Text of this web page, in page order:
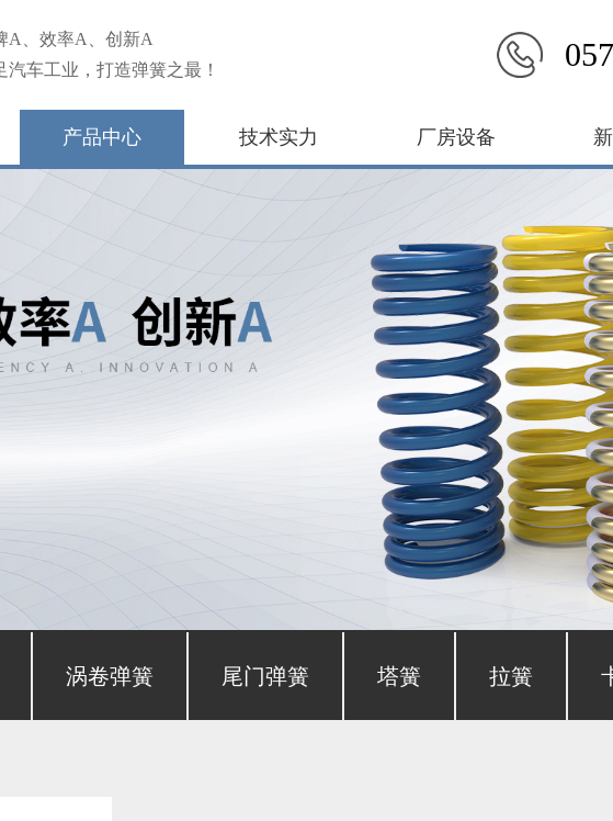
A、效率A、创新A
汽车工业，打造弹簧之最！
产品中心 技术实力 厂房设备
涡卷弹簧 尾门弹簧 塔簧 拉簧